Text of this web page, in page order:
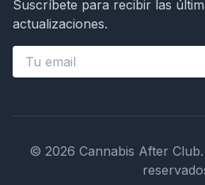
Suscríbete para recibir las
actualizaciones.
© 2026 Cannabis After Club.